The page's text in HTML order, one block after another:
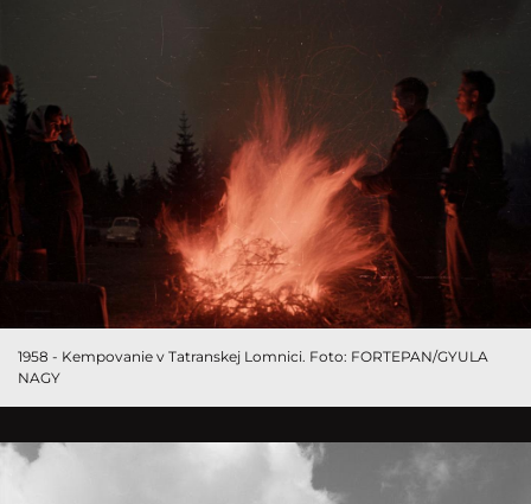
1958 - Kempovanie v Tatranskej Lomnici. Foto: FORTEPAN/GYULA
NAGY